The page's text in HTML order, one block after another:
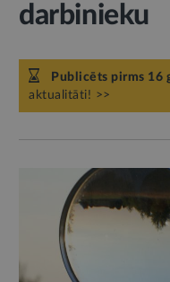
darbinieku
Publicēts pirms 16
aktualitāti! >>